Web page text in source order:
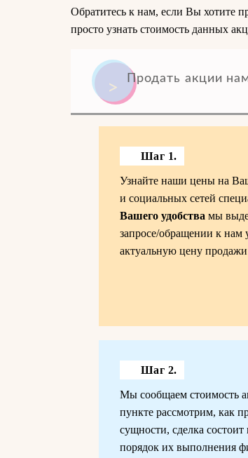
Обратитесь к нам, если Вы хотите
просто узнать стоимость данных
Продать акции
Шаг 1.
Узнайте наши цены на
и социальных сетей
Вашего удобства мы
запросе/обращении к нам
актуальную цену
Шаг 2.
Мы сообщаем стоимость
пункте рассмотрим, как
сущности, сделка
порядок их выполнения